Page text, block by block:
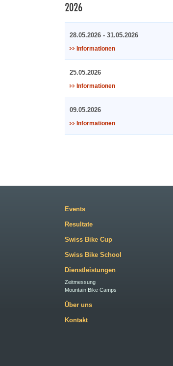
2026
28.05.2026 - 31.05.2026
Informationen
25.05.2026
Informationen
09.05.2026
Informationen
Events
Resultate
Swiss Bike Cup
Swiss Bike School
Dienstleistungen
Zeitmessung
Mountain Bike Camps
Über uns
Kontakt